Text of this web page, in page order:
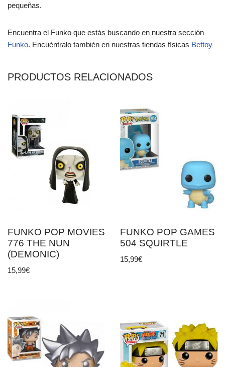
pequeñas.
Encuentra el Funko que estás buscando en nuestra sección
Funko. Encuéntralo también en nuestras tiendas físicas Bettoy
PRODUCTOS RELACIONADOS
FUNKO POP MOVIES
776 THE NUN
(DEMONIC)
15,99€
FUNKO POP GAMES
504 SQUIRTLE
15,99€